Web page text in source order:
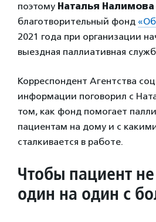
поэтому Наталья Налимова
благотворительный фонд
2021 года при организации
выездная паллиативная
Корреспондент Агентства
информации поговорил с
том, как фонд помогает
пациентам на дому и с
сталкивается в работе.
Чтобы пациент не
один на один с